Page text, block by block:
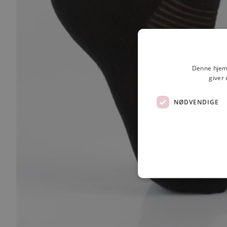
Denne
giver
NØDVENDIGE